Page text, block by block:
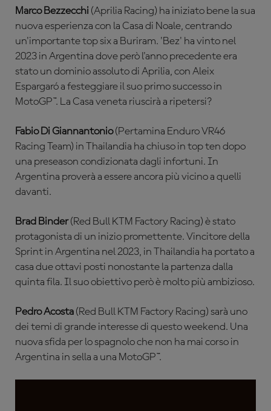
Marco Bezzecchi (Aprilia Racing) ha iniziato bene la sua
nuova esperienza con la Casa di Noale, centrando
un'importante top six a Buriram. 'Bez' ha vinto nel
2023 in Argentina dove però l'anno precedente era
stato un dominio assoluto di Aprilia, con Aleix
Espargaró a festeggiare il suo primo successo in
MotoGP™. La Casa veneta riuscirà a ripetersi?
Fabio Di Giannantonio(Pertamina Enduro VR46
Racing Team) in Thailandia ha chiuso in top ten dopo
una preseason condizionata dagli infortuni. In
Argentina proverà a essere ancora più vicino a quelli
davanti.
Brad Binder(Red Bull KTM Factory Racing) è stato
protagonista di un inizio promettente. Vincitore della
Sprint in Argentina nel 2023, in Thailandia ha portato a
casa due ottavi posti nonostante la partenza dalla
quinta fila. Il suo obiettivo però è molto più ambizioso.
Pedro Acosta (Red Bull KTM Factory Racing) sarà uno
dei temi di grande interesse di questo weekend. Una
nuova sfida per lo spagnolo che non ha mai corso in
Argentina in sella a una MotoGP™.